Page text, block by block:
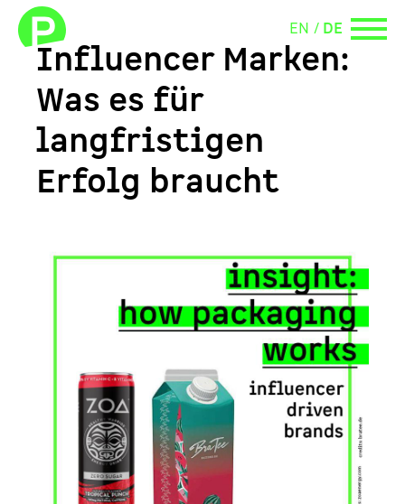
EN DE
Influencer Marken:
Was es für
langfristigen
Erfolg braucht